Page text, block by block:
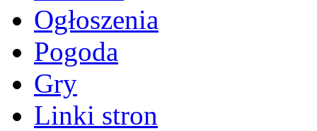
Ogłoszenia
Pogoda
Gry
Linki stron